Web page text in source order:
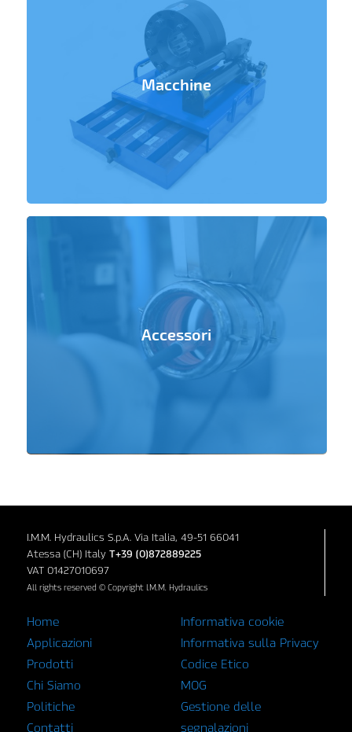
Macchine
Accessori
I.M.M. Hydraulics S.p.A. Via Italia, 49-51 66041
Atessa (CH) Italy T+39 (0)872889225
VAT 01427010697
All rights reserved © Copyright I.M.M. Hydraulics
Home
Applicazioni
Prodotti
Chi Siamo
Politiche
Contatti
Informativa cookie
Informativa sulla Privacy
Codice Etico
MOG
Gestione delle
segnalazioni